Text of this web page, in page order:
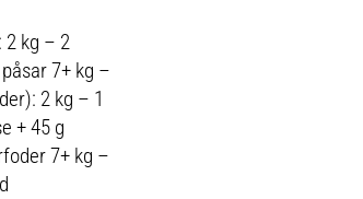
kg – 2
7+ kg –
2 kg – 1
+ 45 g
7+ kg –